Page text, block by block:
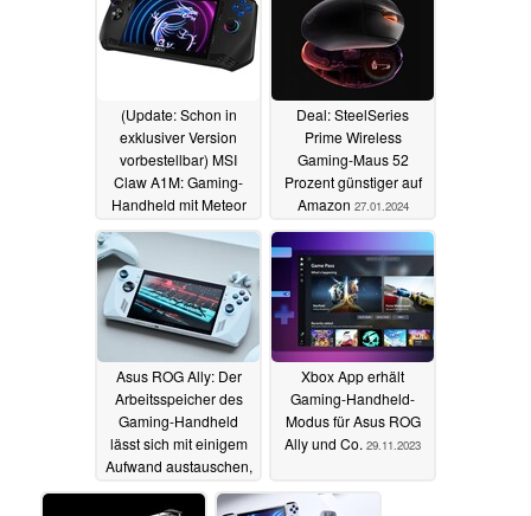
(Update: Schon in
exklusiver Version
vorbestellbar) MSI
Claw A1M: Gaming-
Handheld mit Meteor
Lake und Thunderbolt
mit (fast) allen Details
gelistet30.01.2024
Deal: SteelSeries
Prime Wireless
Gaming-Maus 52
Prozent günstiger auf
Amazon 27.01.2024
Asus ROG Ally: Der
Arbeitsspeicher des
Gaming-Handheld
lässt sich mit einigem
Aufwand austauschen,
Performancegewinne
denkbar
Xbox App erhält
Gaming-Handheld-
Modus für Asus ROG
Ally und Co. 29.11.2023